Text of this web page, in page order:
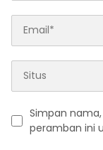
Simpan
peramban ini